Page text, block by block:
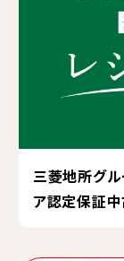
三菱地所グル
ア認定保証中